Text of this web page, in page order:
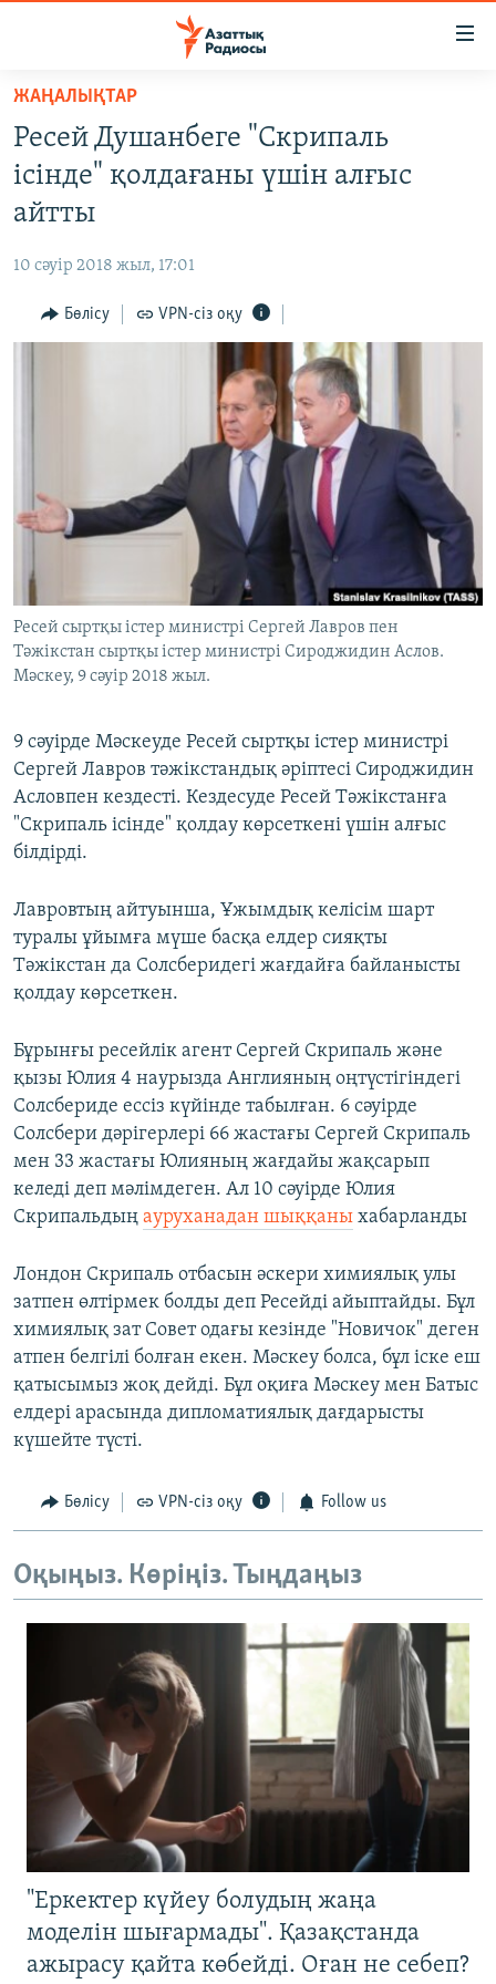
Skip
main
content
Skip
to
main
Navigation
to
AZATTYQTV
АДАМ ҚҰҚЫҚТАРЫ
ӘЛЕУМЕТ
ЖАЗЫЛЫҢЫЗ
Басқа тілдерде
ЖАҢАЛЫҚТАР
Ресей Душанбеге "Скрипаль
ісінде" қолдағаны үшін алғыс
айтты
10 сәуір 2018 жыл, 17:01
Бөлісу VPN-сіз оқу
Ресей сыртқы істер министрі Сергей Лавров пен
Тәжікстан сыртқы істер министрі Сироджидин Аслов.
Мәскеу, 9 сәуір 2018 жыл.
9 сәуірде Мәскеуде Ресей сыртқы істер министрі
Сергей Лавров тәжікстандық әріптесі Сироджидин
Асловпен кездесті. Кездесуде Ресей Тәжікстанға
"Скрипаль ісінде" қолдау көрсеткені үшін алғыс
білдірді.
Лавровтың айтуынша, Ұжымдық келісім шарт
туралы ұйымға мүше басқа елдер сияқты
Тәжікстан да Солсберидегі жағдайға байланысты
қолдау көрсеткен.
Бұрынғы ресейлік агент Сергей Скрипаль және
қызы Юлия 4 наурызда Англияның оңтүстігіндегі
Солсбериде ессіз күйінде табылған. 6 сәуірде
Солсбери дәрігерлері 66 жастағы Сергей Скрипаль
мен 33 жастағы Юлияның жағдайы жақсарып
келеді деп мәлімдеген. Ал 10 сәуірде Юлия
Скрипальдың ауруханадан шыққаны хабарланды
Лондон Скрипаль отбасын әскери химиялық улы
затпен өлтірмек болды деп Ресейді айыптайды. Бұл
химиялық зат Совет одағы кезінде "Новичок" деген
атпен белгілі болған екен. Мәскеу болса, бұл іске еш
қатысымыз жоқ дейді. Бұл оқиға Мәскеу мен Батыс
елдері арасында дипломатиялық дағдарысты
күшейте түсті.
Бөлісу VPN-сіз оқу Follow us
Оқыңыз. Көріңіз. Тыңдаңыз
"Еркектер күйеу болудың жаңа
моделін шығармады". Қазақстанда
ажырасу қайта көбейді. Оған не себеп?